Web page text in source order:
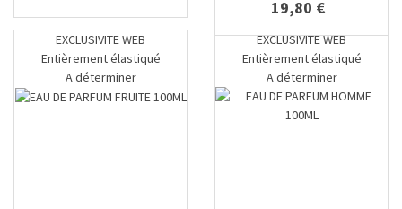
19,80 €
EXCLUSIVITE WEB
Entièrement élastiqué
A déterminer
EXCLUSIVITE WEB
Entièrement élastiqué
A déterminer